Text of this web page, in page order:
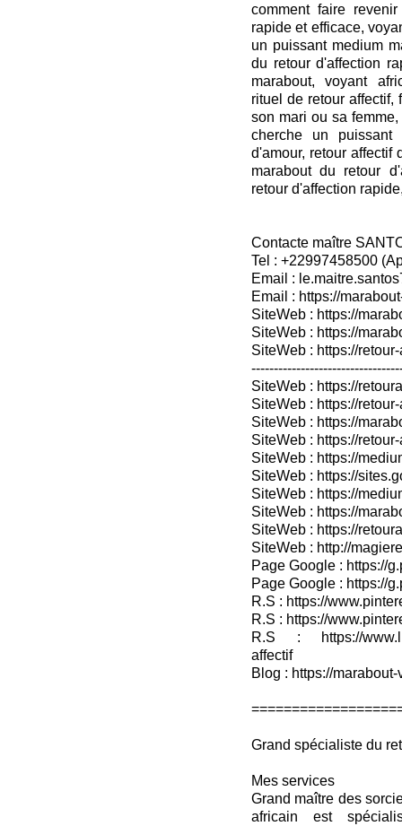
comment faire
rapide et efficace,
un puissant medium
du retour d'affection
marabout, voyant
rituel de retour affectif,
son mari ou sa
cherche un puissant
d'amour, retour affectif
marabout du retour
retour d'affection
Contacte maître
Tel : +22997458500
Email :
Email : https://
SiteWeb : https://
SiteWeb : https://
SiteWeb : https://
SiteWeb : https://
SiteWeb : https://
SiteWeb : https://
SiteWeb : https://
SiteWeb : https://
SiteWeb : https://
SiteWeb : https://
SiteWeb : https://
SiteWeb : https://
SiteWeb : http://
Page Google : https://
Page Google : https://
R.S : https://
R.S : https://
R.S : https://
affectif
Blog : https://
Grand spécialiste du
Mes services
Grand maître des
africain est